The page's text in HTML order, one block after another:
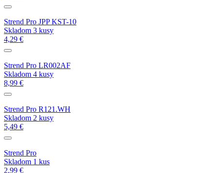
Strend Pro JPP KST-10
Skladom 3 kusy
4,29 €
Strend Pro LR002AF
Skladom 4 kusy
8,99 €
Strend Pro R121.WH
Skladom 2 kusy
5,49 €
Strend Pro
Skladom 1 kus
2,99 €